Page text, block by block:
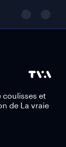
coulisses et
de La vraie